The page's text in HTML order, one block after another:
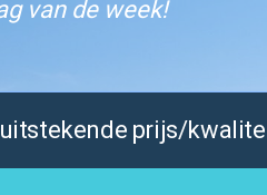
van de week!
prijs/